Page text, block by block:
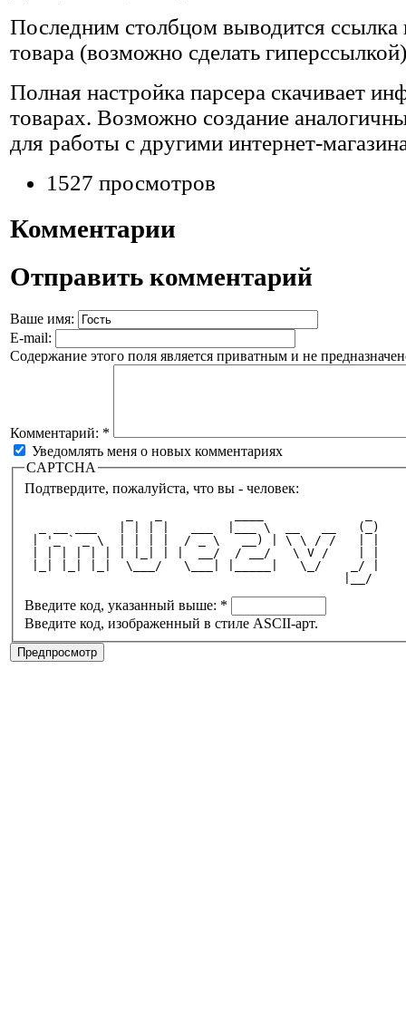
Последним столбцом выводится ссылка
товара (возможно сделать
Полная настройка парсера скачивает
товарах. Возможно создание
для работы с другими интернет-
1527 просмотров
Комментарии
Отправить комментарий
Ваше имя:
E-mail:
Содержание этого поля является приватным и не
Комментарий: *
Уведомлять меня о новых комментариях
CAPTCHA
Подтвердите, пожалуйста, что вы - человек:
  _ __ ___   | | | |   ___  |___ \  __   __   (_)
| '_ ` _ \  | | | |  / _ \   __) | \ \ / /   | |
| | | | | | | |_| | |  __/  / __/   \ V /    | |
|_| |_| |_|  \___/   \___| |_____|   \_/    _/ |
                                            |__/
Введите код, указанный выше: *
Введите код, изображенный в стиле ASCII-арт.